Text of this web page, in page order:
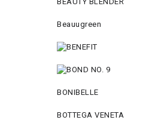
Beauugreen
BONIBELLE
BOTTEGA VENETA